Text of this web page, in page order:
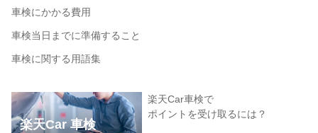
車検にかかる費用
車検当日までに準備すること
車検に関する用語集
楽天Car 車検
楽天Car車検で
ポイントを受け取るには？